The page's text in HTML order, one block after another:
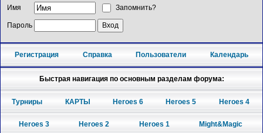
Имя Запомнить?
Пароль
Регистрация Справка Пользователи Календарь
Быстрая навигация по основным разделам форума:
Турниры КАРТЫ Heroes 6 Heroes 5 Heroes 4
Heroes 3 Heroes 2 Heroes 1 Might&Magic